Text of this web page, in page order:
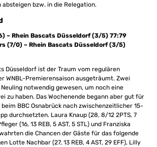
absteigen bzw. in die Relegation.
– Rhein Bascats Düsseldorf (3/5) 77:79
(7/0) – Rhein Bascats Düsseldorf (3/5)
Düsseldorf ist der Traum vom regulären
WNBL-Premierensaison ausgeträumt. Zwei
notwendig gewesen, um noch eine
zu haben. Das Wochenende begann aber gut für
BBC Osnabrück nach zwischenzeitlicher 15-
durchsetzten. Laura Knaup (28, 8/12 2PTS, 7
(16, 13 REB, 5 AST, 5 STL) und Franziska
die Chancen der Gäste für das folgende
Lotte Nachbar (27, 13 REB, 4 AST, 29 EFF), Lilly